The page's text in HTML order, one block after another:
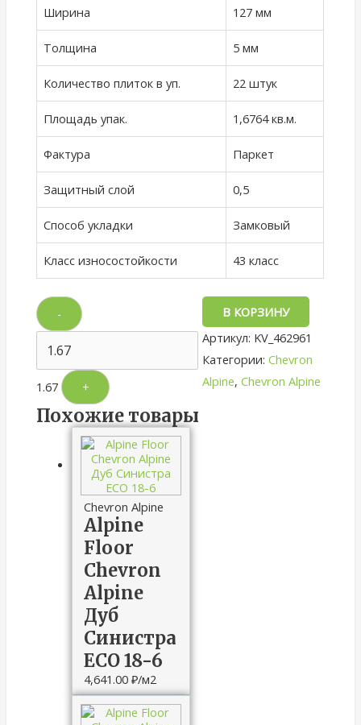
Ширина 127 мм
Толщина 5 мм
Количество плиток в уп. 22 штук
Площадь упак. 1,6764 кв.м.
Фактура Паркет
Защитный слой 0,5
Способ укладки Замковый
Класс износостойкости 43 класс
-
1.67 +
В КОРЗИНУ
Артикул: KV_462961
Категории:Chevron
Alpine,Chevron Alpine
Похожие товары
Chevron Alpine
Alpine
Floor
Chevron
Alpine
Дуб
Синистра
ECO 18-6
4,641.00₽/м2